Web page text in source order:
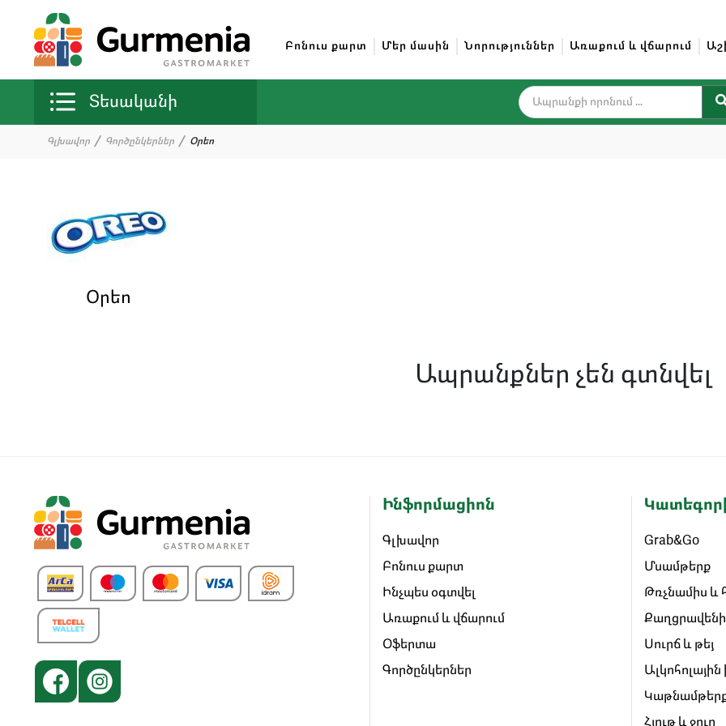
Բոնուս քարտ Մեր մասին Նորություններ Առաքում և վճարում
Տեսականի
Գլխավոր Գործընկերներ Օրեո
Օրեո
Ապրանքներ չեն գտնվել
Ինֆորմացիոն
Գլխավոր
Բոնուս քարտ
Ինչպես օգտվել
Առաքում և վճարում
Օֆերտա
Գործընկերներ
Grab&Go
Մսամթերք
Թռչնամիս և
Սուրճ և թեյ
Ալկոհոլային
Հյութ և ջուր